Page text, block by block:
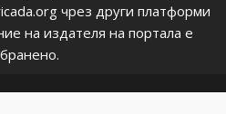
чрез други платформи
на издателя на портала е